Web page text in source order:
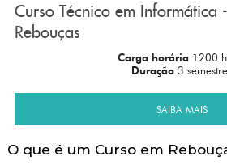
Curso Técnico em Informática
Rebouças
Carga horária 1200
Duração 3
SAIBA MAIS
O que é um Curso em